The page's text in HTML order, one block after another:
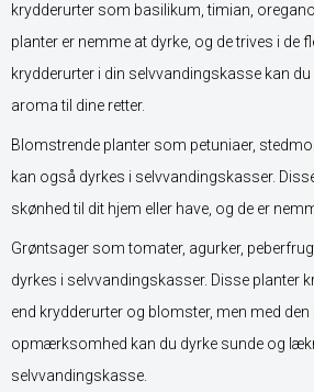
krydderurter som basilikum, timian,
planter er nemme at dyrke, og de trives i de
krydderurter i din selvvandingskasse kan
aroma til dine retter.
Blomstrende planter som petuniaer,
kan også dyrkes i selvvandingskasser.
skønhed til dit hjem eller have, og de er
Grøntsager som tomater, agurker,
dyrkes i selvvandingskasser. Disse planter
end krydderurter og blomster, men med den
opmærksomhed kan du dyrke sunde og
selvvandingskasse.